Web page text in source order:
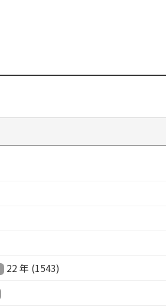
22 年 (1543)